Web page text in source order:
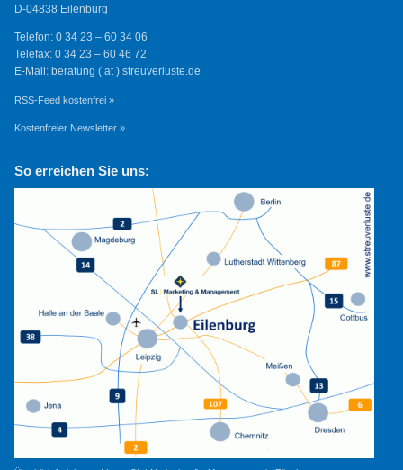
D-04838 Eilenburg
Telefon: 0 34 23 – 60 34 06
Telefax: 0 34 23 – 60 46 72
E-Mail: beratung ( at ) streuverluste.de
RSS-Feed kostenfrei »
Kostenfreier Newsletter »
So erreichen Sie uns: